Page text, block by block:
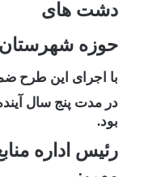
دشت های
حوزه شهرستان تفت و
با اجرای این طرح
در مدت پنج سال
بود.